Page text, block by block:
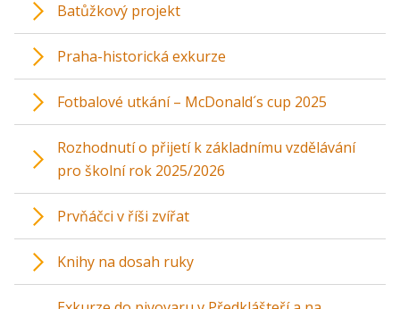
Batůžkový projekt
Praha-historická exkurze
Fotbalové utkání – McDonald´s cup 2025
Rozhodnutí o přijetí k základnímu vzdělávání
pro školní rok 2025/2026
Prvňáčci v říši zvířat
Knihy na dosah ruky